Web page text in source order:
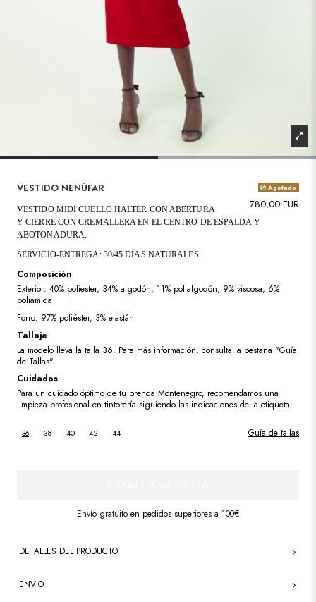
VESTIDO NENÚFAR Agotado
780,00 EUR
VESTIDO MIDI CUELLO HALTER CON ABERTURA
Y CIERRE CON CREMALLERA EN EL CENTRO DE ESPALDA Y
ABOTONADURA.
SERVICIO-ENTREGA: 30/45 DÍAS NATURALES
Composición
Exterior: 40% poliester, 34% algodón, 11% polialgodón, 9% viscosa, 6%
poliamida
Forro: 97% poliéster, 3% elastán
Tallaje
La modelo lleva la talla 36. Para más información, consulta la pestaña "Guía
de Tallas".
Cuidados
Para un cuidado óptimo de tu prenda Montenegro, recomendamos una
limpieza profesional en tintorería siguiendo las indicaciones de la etiqueta.
36 38 40 42 44 Guía de tallas
Envío gratuito en pedidos superiores a 100€
DETALLES DEL PRODUCTO
ENVIO